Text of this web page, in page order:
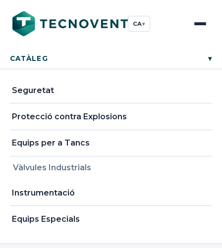
CA▾
CATÀLEG ▾
Seguretat
Protecció contra Explosions
Equips per a Tancs
Vàlvules Industrials
Instrumentació
Equips Especials